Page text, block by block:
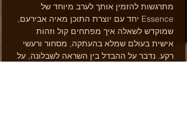
מתרגשות להזמין אותך לערב מיוחד של
Essence יחד עם יוצרת התוכן מאיה אבירעם,
שמוקדש לשאלה איך מפתחים קול וזהות
אישית בעולם שמלא בהעתקה, מסחור ורעשי
רקע. נדבר על ההבדל בין השראה לשבלונה, על